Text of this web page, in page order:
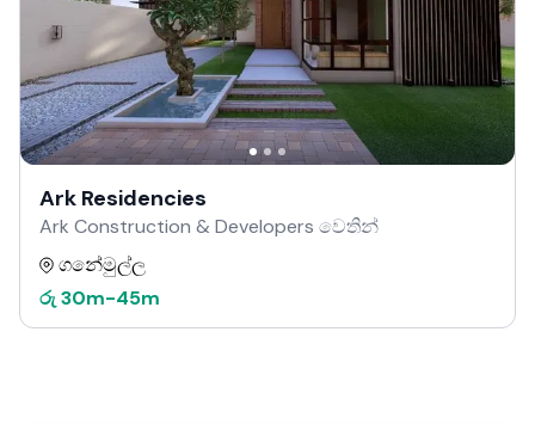
Ark Residencies
Ark Construction & Developers වෙතින්
ගනේමුල්ල
රු 30m-45m